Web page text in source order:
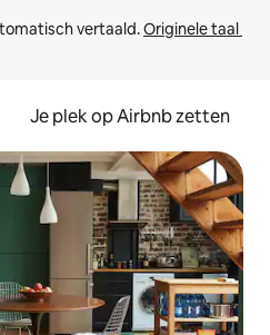
vertaald. Originele taal
Je plek op Airbnb zetten